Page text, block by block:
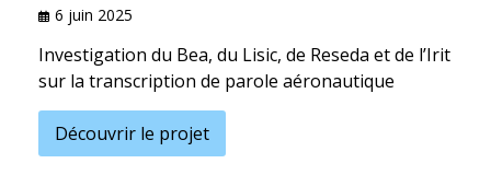
6 juin 2025
Investigation du Bea, du Lisic, de Reseda et de l’Irit
sur la transcription de parole aéronautique
Découvrir le projet